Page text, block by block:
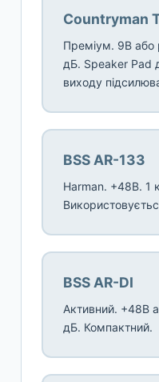
Countryman
Преміум. 9В або
дБ. Speaker Pad
виходу
BSS AR-133
Harman. +48В. 1
BSS AR-DI
Активний. +48В
дБ. Компактний.